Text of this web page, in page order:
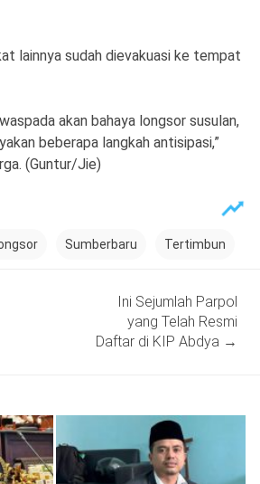
lainnya sudah dievakuasi ke tempat
akan bahaya longsor susulan,
beberapa langkah antisipasi,”
(Guntur/Jie)
Sumberbaru Tertimbun
Ini Sejumlah Parpol
yang Telah Resmi
Daftar di KIP Abdya →